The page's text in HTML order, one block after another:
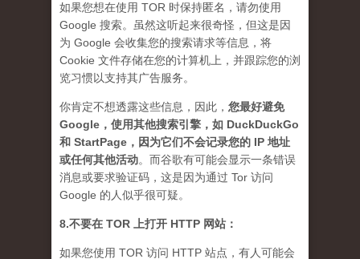
如果您想在使用 TOR 时保持匿名，请勿使用
Google 搜索。虽然这听起来很奇怪，但这是因
为 Google 会收集您的搜索请求等信息，将
Cookie 文件存储在您的计算机上，并跟踪您的浏
览习惯以支持其广告服务。
你肯定不想透露这些信息，因此， 您最好避免
Google，使用其他搜索引擎，如 DuckDuckGo
和 StartPage，因为它们不会记录您的 IP 地址
或任何其他活动。而谷歌有可能会显示一条错误
消息或要求验证码，这是因为通过 Tor 访问
Google 的人似乎很可疑。
8.不要在 TOR 上打开 HTTP 网站：
如果您使用 TOR 访问 HTTP 站点，有人可能会